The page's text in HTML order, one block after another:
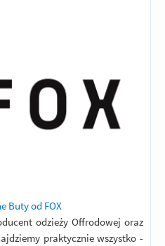
Buty od FOX
odzieży Offrodowej oraz
praktycznie wszystko -